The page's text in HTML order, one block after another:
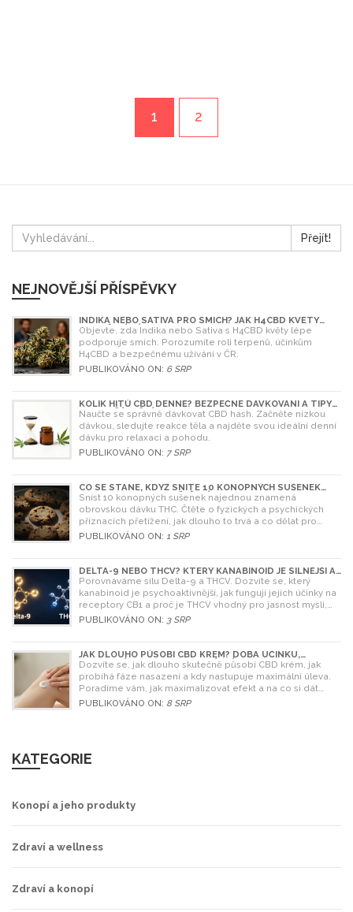
1 2
Přejít!
NEJNOVĚJŠÍ PŘÍSPĚVKY
INDIKA NEBO SATIVA PRO SMÍCH? JAK H4CBD KVĚTY
OVLIVŇUJÍ NÁLADU
Objevte, zda Indika nebo Sativa s H4CBD květy lépe
podporuje smích. Porozumíte roli terpenů, účinkům
H4CBD a bezpečnému užívání v ČR.
PUBLIKOVÁNO ON: 6 SRP
KOLIK HITŮ CBD DENNĚ? BEZPEČNÉ DÁVKOVÁNÍ A TIPY
PRO ZAČÁTEČNÍKY
Naučte se správně dávkovat CBD hash. Začněte nízkou
dávkou, sledujte reakce těla a najděte svou ideální denní
dávku pro relaxaci a pohodu.
PUBLIKOVÁNO ON: 7 SRP
CO SE STANE, KDYŽ SNÍTE 10 KONOPNÝCH SUŠENEK
NAJEDNOU? RIZIKA A ŘEŠENÍ
Sníst 10 konopných sušenek najednou znamená
obrovskou dávku THC. Čtěte o fyzických a psychických
příznacích přetížení, jak dlouho to trvá a co dělat pro
úlevu.
PUBLIKOVÁNO ON: 1 SRP
DELTA-9 NEBO THCV? KTERÝ KANABINOID JE SILNĚJŠÍ A
CO SI VYBRAT
Porovnáváme sílu Delta-9 a THCV. Dozvíte se, který
kanabinoid je psychoaktivnější, jak fungují jejich účinky na
receptory CB1 a proč je THCV vhodný pro jasnost mysli,
zatímco Delta-9 pro relaxaci.
PUBLIKOVÁNO ON: 3 SRP
JAK DLOUHO PŮSOBÍ CBD KRÉM? DOBA ÚČINKU,
NASAZENÍ A TIPY PRO MAXIMÁLNÍ EFEKT
Dozvíte se, jak dlouho skutečně působí CBD krém, jak
probíhá fáze nasazení a kdy nastupuje maximální úleva.
Poradíme vám, jak maximalizovat efekt a na co si dát
pozor.
PUBLIKOVÁNO ON: 8 SRP
KATEGORIE
Konopí a jeho produkty
Zdraví a wellness
Zdraví a konopí